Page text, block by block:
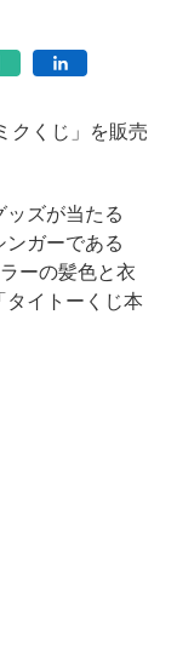
クくじ」を販売
ズが当たる
ンガーである
ーの髪色と衣
タイトーくじ本